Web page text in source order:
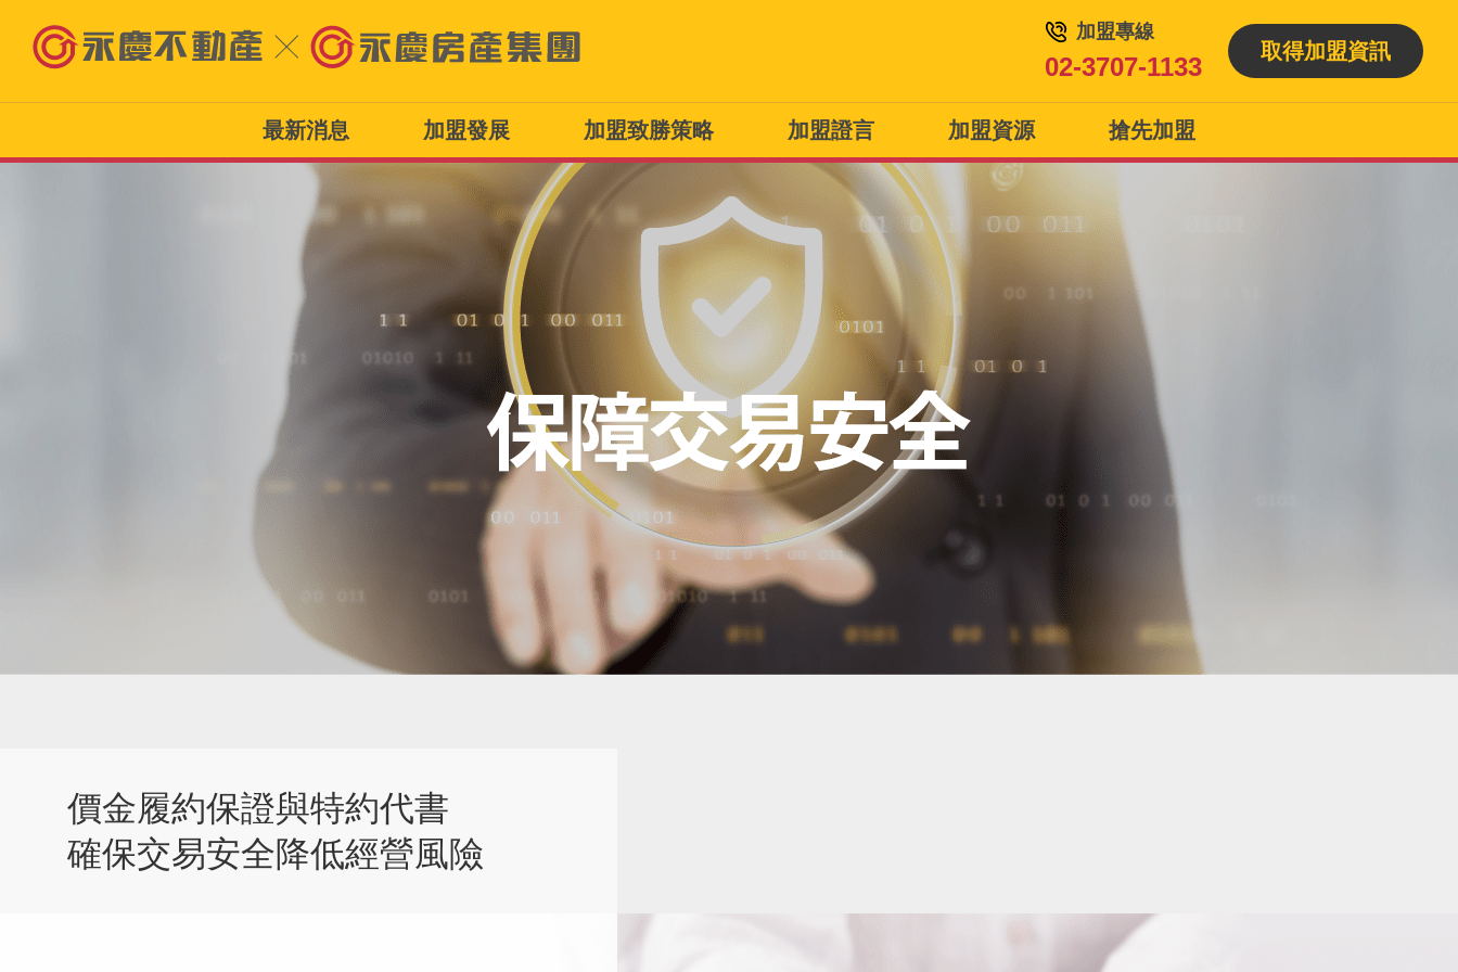
加盟專線
02-3707-1133
取得加盟資訊
最新消息 加盟發展 加盟致勝策略 加盟證言 加盟資源 搶先加盟
價金履約保證與特約代書
確保交易安全降低經營風險